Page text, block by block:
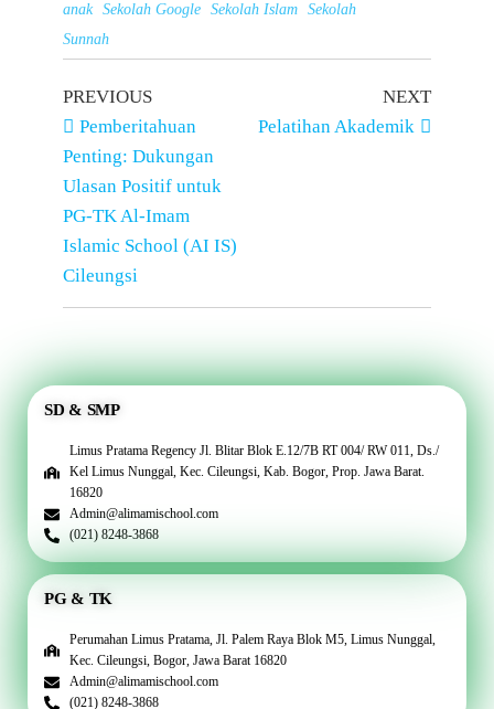
anak
Sekolah Google Sekolah Islam
Sekolah
Sunnah
PREVIOUS
Pemberitahuan
Penting: Dukungan
Ulasan Positif untuk
PG-TK Al-Imam
Islamic School (AI IS)
Cileungsi
NEXT
Pelatihan Akademik
SD & SMP
Limus Pratama Regency Jl. Blitar Blok E.12/7B RT 004/ RW 011, Ds./
Kel Limus Nunggal, Kec. Cileungsi, Kab. Bogor, Prop. Jawa Barat.
16820
Admin@alimamischool.com
(021) 8248-3868
PG & TK
Perumahan Limus Pratama, Jl. Palem Raya Blok M5, Limus Nunggal,
Kec. Cileungsi, Bogor, Jawa Barat 16820
Admin@alimamischool.com
(021) 8248-3868